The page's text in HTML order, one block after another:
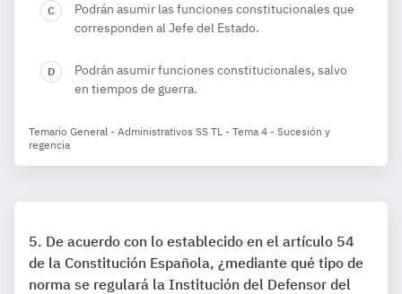
Podrán asumir las funciones constitucionales que
corresponden al Jefe del Estado.
Podrán asumir funciones constitucionales, salvo
en tiempos de guerra.
Temario General - Administrativos SS TL - Tema 4 - Sucesión y
regencia
De acuerdo con lo establecido en el artículo 54
de la Constitución Española, ¿mediante qué tipo de
norma se regulará la Institución del Defensor del